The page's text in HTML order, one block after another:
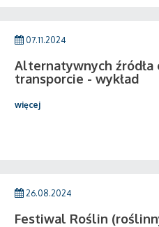
07.11.2024
Alternatywnych
transporcie - wykład
więcej
26.08.2024
Festiwal Roślin